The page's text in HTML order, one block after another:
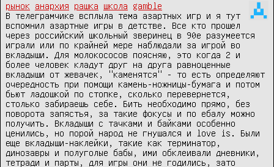
рынок анархия рашка школа
gamble
В телеграмчике всплыла тема азартных игр и я тут
вспомнил азартные игры в детстве. Все кто прошел
через российский школьный зверинец в 90е разумеется
играли или по крайней мере наблюдали за игрой во
вкладыши. Для молокососов поясняю, это когда 2 и
более человек кладут друг на друга равноценные
вкладыши от жевачек, "каменятся" - то есть определяют
очередность при помощи камень-ножницы-бумага и потом
бьют ладошкой по стопке, сколько перевернется,
столько забираешь себе. Бить необходимо прямо, без
поворота запястья, за такие фокусы и по ебалу можно
получить. Вкладыши с тачками и байками особенно
ценились, но порой народ не гнушался и love is. Были
еще вкладыши-наклейки, такие как терминатор,
динозавры и полуголые бабы, ими обклеивали дневники,
тетради и парты, для игры они не годились, зато